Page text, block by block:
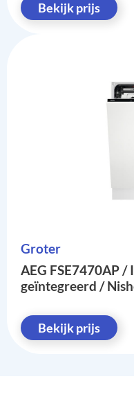
Bekijk prijs
Groter
AEG FSE7470AP
geïntegreerd /
Bekijk prijs